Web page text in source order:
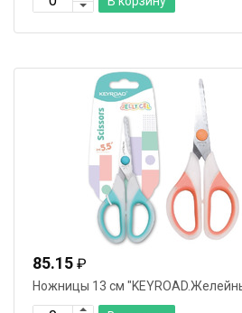
85.15 ₽
Ножницы 13 cм